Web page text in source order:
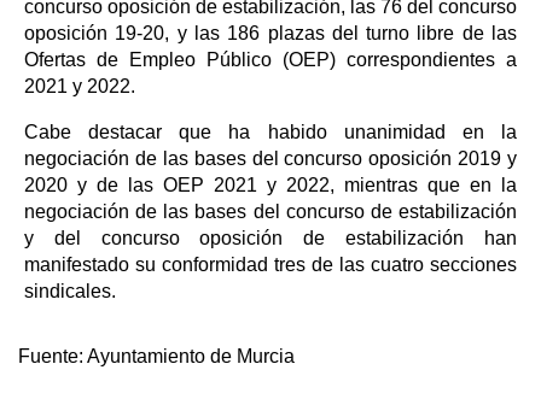
concurso oposición de estabilización, las 76 del concurso
oposición 19-20, y las 186 plazas del turno libre de las
Ofertas de Empleo Público (OEP) correspondientes a
2021 y 2022.
Cabe destacar que ha habido unanimidad en la
negociación de las bases del concurso oposición 2019 y
2020 y de las OEP 2021 y 2022, mientras que en la
negociación de las bases del concurso de estabilización
y del concurso oposición de estabilización han
manifestado su conformidad tres de las cuatro secciones
sindicales.
Fuente: Ayuntamiento de Murcia